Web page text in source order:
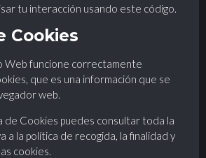
tu interacción usando este código.
Cookies
Web funcione correctamente
que es una información que se
web.
de Cookies puedes consultar toda la
a la política de recogida, la finalidad y
cookies.